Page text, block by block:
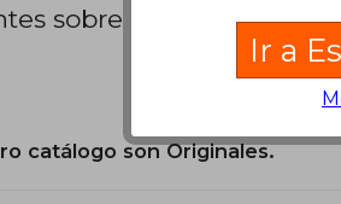
sobre el libro
catálogo son Originales.
Ir a